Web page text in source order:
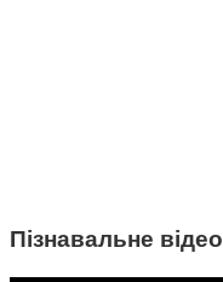
Пізнавальне відео